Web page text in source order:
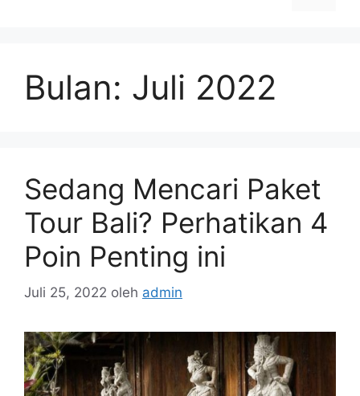
Bulan: Juli 2022
Sedang Mencari Paket
Tour Bali? Perhatikan 4
Poin Penting ini
Juli 25, 2022 oleh admin